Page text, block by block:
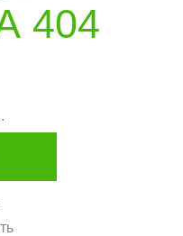
404